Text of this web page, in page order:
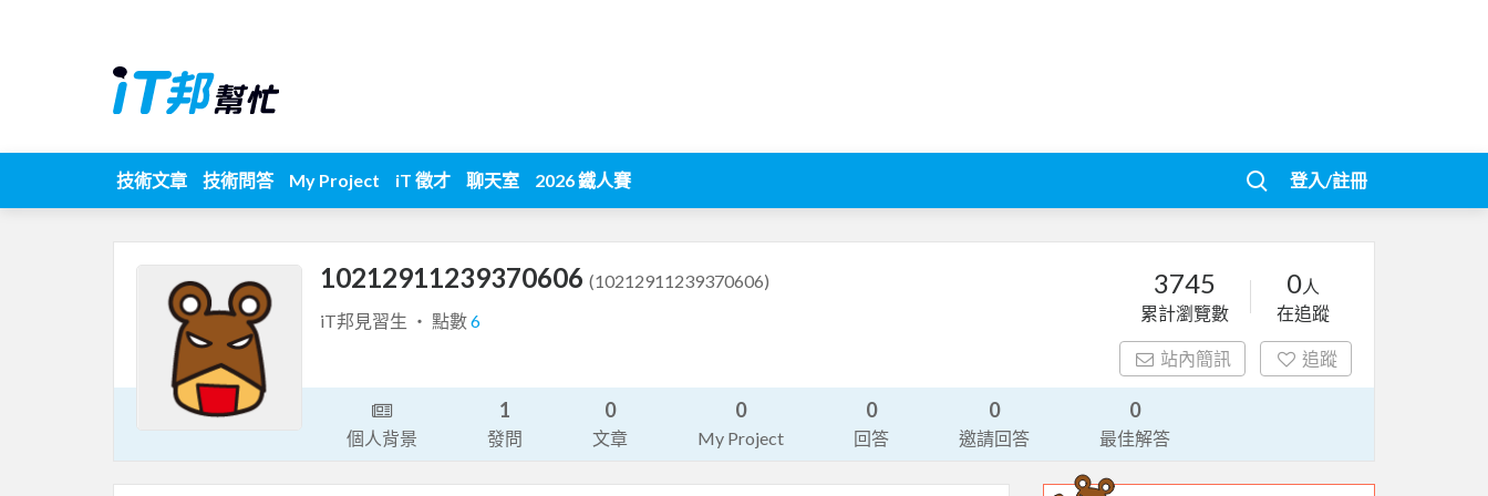
技術文章 技術問答 My Project iT 徵才 聊天室 2026 鐵人賽 登入/註冊
10212911239370606 (10212911239370606)
iT邦見習生 ‧ 點數6
3745
累計瀏覽數
0人
在追蹤
站內簡訊 追蹤
個人背景
1
發問
0
文章
0
My Project
0
回答
0
邀請回答
0
最佳解答